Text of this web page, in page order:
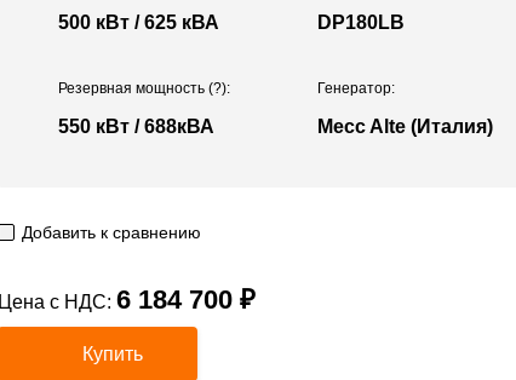
500 кВт / 625 кВА DP180LB
Резервная мощность (?):
550 кВт / 688кВА
Генератор:
Mecc Alte (Италия)
Добавить к сравнению
Цена с НДС: 6 184 700 ₽
Купить